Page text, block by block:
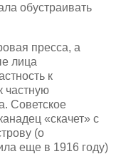
обустраивать
пресса, а
лица
к
частную
Советское
«скачет» с
(о
еще в 1916 году)